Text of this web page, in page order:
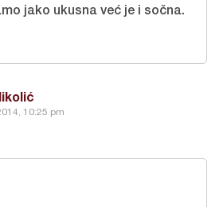
10:25 pm
jako ukusna već je i sočna.